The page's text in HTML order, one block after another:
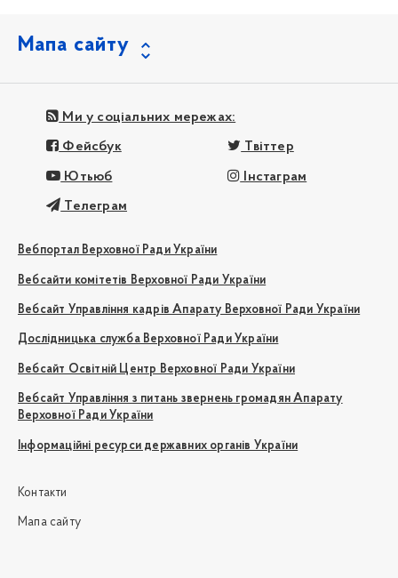
Мапа сайту
Ми у соціальних мережах:
Фейсбук Твіттер
Ютьюб Інстаграм
Телеграм
Вебпортал Верховної Ради України
Вебсайти комітетів Верховної Ради України
Вебсайт Управління кадрів Апарату Верховної Ради України
Дослідницька служба Верховної Ради України
Вебсайт Освітній Центр Верховної Ради України
Вебсайт Управління з питань звернень громадян Апарату
Верховної Ради України
Інформаційні ресурси державних органів України
Контакти
Мапа сайту